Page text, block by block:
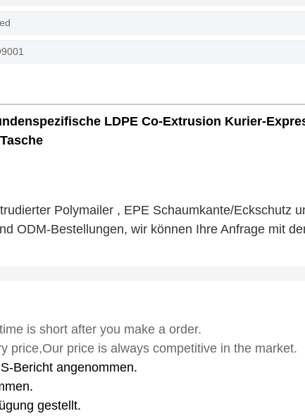
LDPE Co-Extrusion Kurier-
Polymailer , EPE Schaumkante/Eckschutz
ODM-Bestellungen, wir können Ihre Anfrage mit
is short after you make a order.
price,Our price is always competitive in the market.
Bericht angenommen.
gestellt.